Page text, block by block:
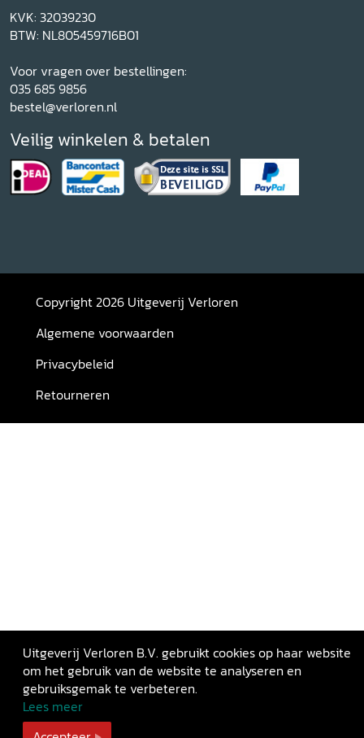
KVK: 32039230
BTW: NL805459716B01
Voor vragen over bestellingen:
035 685 9856
bestel@verloren.nl
Veilig winkelen & betalen
Copyright 2026 Uitgeverij Verloren
Algemene voorwaarden
Privacybeleid
Retourneren
Uitgeverij Verloren B.V. gebruikt cookies op haar website
om het gebruik van de website te analyseren en
gebruiksgemak te verbeteren.
Lees meer